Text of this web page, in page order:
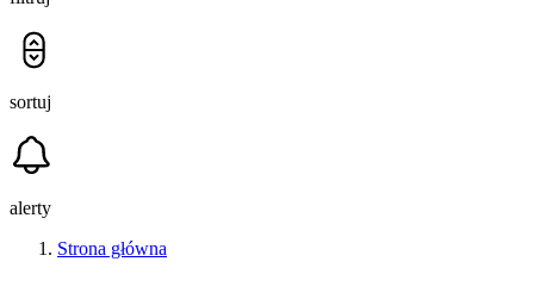
sortuj
alerty
Strona główna